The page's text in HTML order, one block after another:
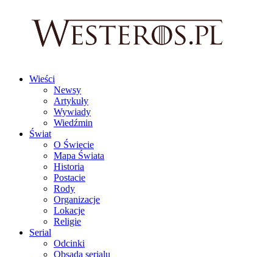
Wieści
Newsy
Artykuły
Wywiady
Wiedźmin
Świat
O Świecie
Mapa Świata
Historia
Postacie
Rody
Organizacje
Lokacje
Religie
Serial
Odcinki
Obsada serialu